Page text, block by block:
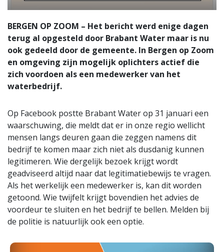
BERGEN OP ZOOM – Het bericht werd enige dagen
terug al opgesteld door Brabant Water maar is nu
ook gedeeld door de gemeente. In Bergen op Zoom
en omgeving zijn mogelijk oplichters actief die
zich voordoen als een medewerker van het
waterbedrijf.
Op Facebook postte Brabant Water op 31 januari een
waarschuwing, die meldt dat er in onze regio wellicht
mensen langs deuren gaan die zeggen namens dit
bedrijf te komen maar zich niet als dusdanig kunnen
legitimeren. Wie dergelijk bezoek krijgt wordt
geadviseerd altijd naar dat legitimatiebewijs te vragen.
Als het werkelijk een medewerker is, kan dit worden
getoond. Wie twijfelt krijgt bovendien het advies de
voordeur te sluiten en het bedrijf te bellen. Melden bij
de politie is natuurlijk ook een optie.